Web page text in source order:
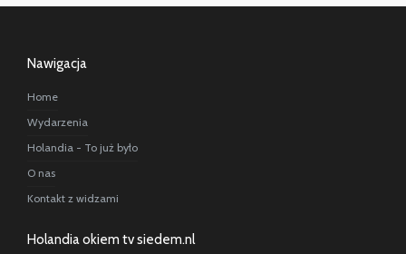
Nawigacja
Home
Wydarzenia
Holandia - To już było
O nas
Kontakt z widzami
Holandia okiem tv siedem.nl